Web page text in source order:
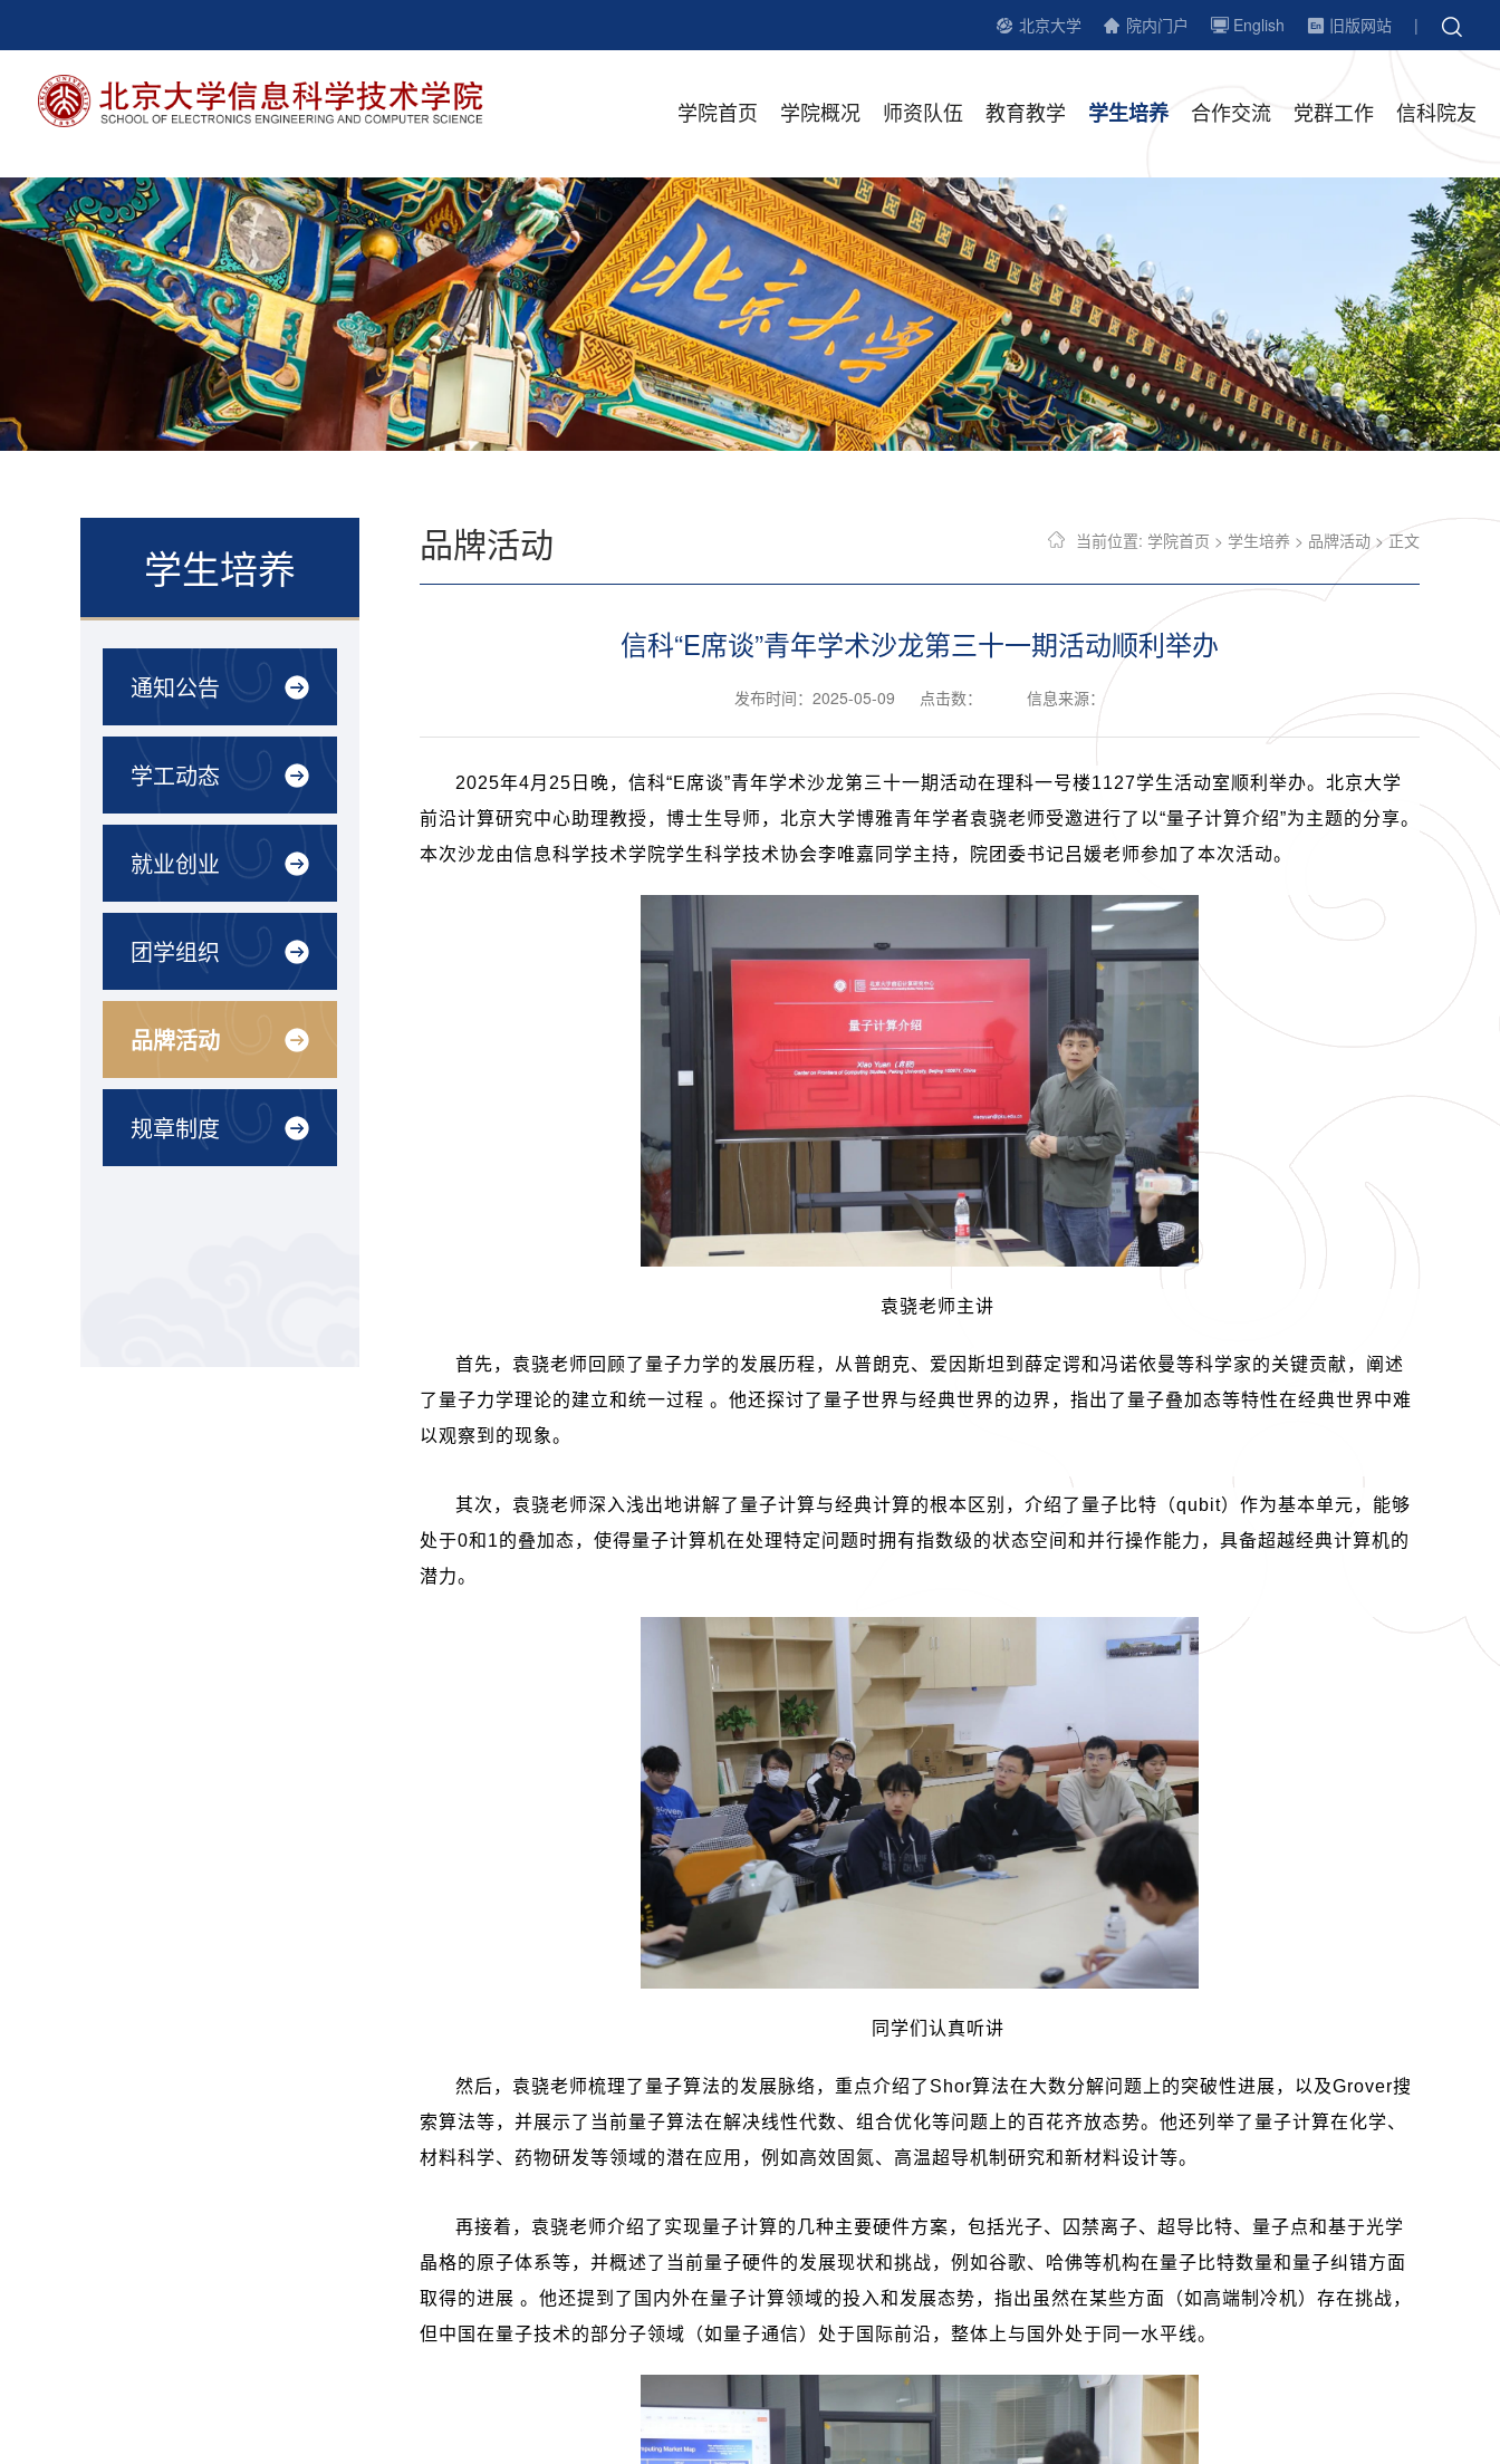
北京大学 院内门户 English 旧版网站 |
学院首页 学院概况 师资队伍 教育教学 学生培养 合作交流 党群工作 信科院友
学生培养
通知公告
学工动态
就业创业
团学组织
品牌活动
规章制度
品牌活动 当前位置: 学院首页 > 学生培养 > 品牌活动 > 正文
信科“E席谈”青年学术沙龙第三十一期活动顺利举办
发布时间：2025-05-09 点击数： 信息来源：
2025年4月 25 日晚，信科“E席谈”青年学术沙龙第三十一期活动在理科一号楼1127学生活动室顺利举办。北京大学
前沿计算研究中心助理教授，博士生导师，北京大学博雅青年学者袁骁老师受邀进行了以“量子计算介绍”为主题的分享。
本次沙龙由信息科学技术学院学生科学技术协会李唯嘉同学主持，院团委书记吕媛老师参加了本次活动。
袁骁老师主讲
首先，袁骁老师回顾了量子力学的发展历程，从普朗克、爱因斯坦到薛定谔和冯诺依曼等科学家的关键贡献，阐述
了量子力学理论的建立和统一过程 。他还探讨了量子世界与经典世界的边界，指出了量子叠加态等特性在经典世界中难
以观察到的现象。
其次，袁骁老师深入浅出地讲解了量子计算与经典计算的根本区别，介绍了量子比特（qubit）作为基本单元，能够
处于0和 1的叠加态，使得量子计算机在处理特定问题时拥有指数级的状态空间和并行操作能力，具备超越经典计算机的
潜力。
同学们认真听讲
然后，袁骁老师梳理了量子算法的发展脉络，重点介绍了 Shor算法在大数分解问题上的突破性进展，以及Grover搜
索算法等，并展示了当前量子算法在解决线性代数、组合优化等问题上的百花齐放态势。他还列举了量子计算在化学、
材料科学、药物研发等领域的潜在应用，例如高效固氮、高温超导机制研究和新材料设计等。
再接着，袁骁老师介绍了实现量子计算的几种主要硬件方案，包括光子、囚禁离子、超导比特、量子点和基于光学
晶格的原子体系等，并概述了当前量子硬件的发展现状和挑战，例如谷歌、哈佛等机构在量子比特数量和量子纠错方面
取得的进展 。他还提到了国内外在量子计算领域的投入和发展态势，指出虽然在某些方面（如高端制冷机）存在挑战，
但中国在量子技术的部分子领域（如量子通信）处于国际前沿，整体上与国外处于同一水平线。